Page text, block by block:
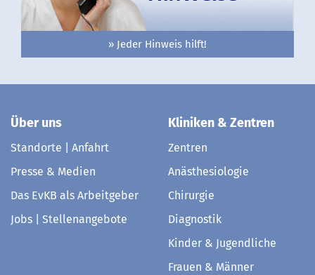
» Jeder Hinweis hilft!
Über uns
Standorte | Anfahrt
Presse & Medien
Das EvKB als Arbeitgeber
Jobs | Stellenangebote
Kliniken & Zentren
Zentren
Anästhesiologie
Chirurgie
Diagnostik
Kinder & Jugendliche
Frauen & Männer